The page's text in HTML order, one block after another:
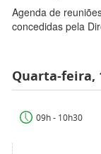
Agenda de
concedidas pela
Quarta-feira,
09h - 10h30